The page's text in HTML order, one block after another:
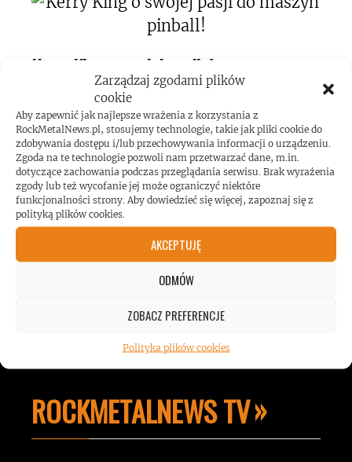
Zarządzaj zgodami plików
cookie
Aby zapewnić jak najlepsze wrażenia z korzystania z
RockMetalNews.pl, stosujemy technologie, takie jak pliki cookie do
zdobywania dostępu i/lub przechowywania informacji o urządzeniu.
Zgoda na te technologie pozwoli nam przetwarzać dane, m.in.
dotyczące zachowania podczas przeglądania serwisu. Brak wyrażenia
zgody lub też wycofanie jej może ograniczyć niektóre
funkcjonalności strony. Aby dowiedzieć się więcej, zapoznaj się z
polityką plików cookies.
AKCEPTUJĘ
ODMÓW
ZOBACZ PREFERENCJE
Polityka plików cookies
Kerry King o swojej pasji do maszyn
Koncert AC/DC przekroczył poziom
ROCKMETALNEWS TV